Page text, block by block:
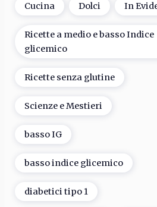
Cucina Dolci In
Ricette a medio e basso Indice
glicemico
Ricette senza glutine
Scienze e Mestieri
basso IG
basso indice glicemico
diabetici tipo 1